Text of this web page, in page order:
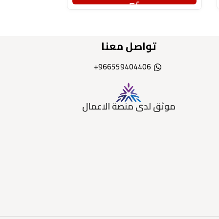
تواصل معنا
966559404406+
موثق لدى منصة الاعمال